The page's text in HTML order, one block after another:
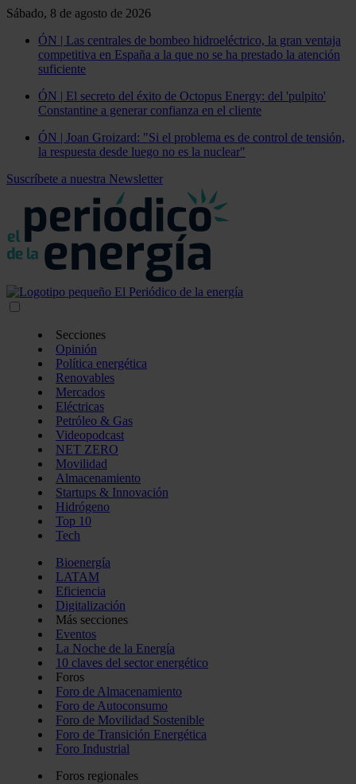
Sábado, 8 de agosto de 2026
ÓN | Las centrales de bombeo hidroeléctrico, la gran ventaja
competitiva en España a la que no se ha prestado la atención
suficiente
ÓN | El secreto del éxito de Octopus Energy: del 'pulpito'
Constantine a generar confianza en el cliente
ÓN | Joan Groizard: "Si el problema es de control de tensión,
la respuesta desde luego no es la nuclear"
Suscríbete a nuestra Newsletter
Secciones
Opinión
Política energética
Renovables
Mercados
Eléctricas
Petróleo & Gas
Videopodcast
NET ZERO
Movilidad
Almacenamiento
Startups & Innovación
Hidrógeno
Top 10
Tech
Bioenergía
LATAM
Eficiencia
Digitalización
Más secciones
Eventos
La Noche de la Energía
10 claves del sector energético
Foros
Foro de Almacenamiento
Foro de Autoconsumo
Foro de Movilidad Sostenible
Foro de Transición Energética
Foro Industrial
Foros regionales